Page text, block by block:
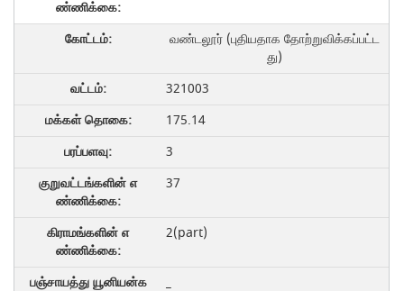
வண்டலூர் (புதியதாக தோற்றுவிக்கப்பட்ட
து)
321003
175.14
3
37
2(part)